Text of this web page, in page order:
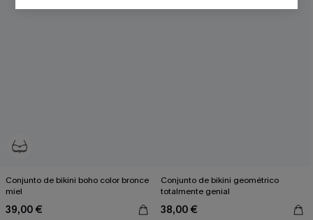
Conjunto de bikini boho color bronce
miel
39,00 €
Conjunto de bikini geométrico
totalmente genial
38,00 €
SUSCRIBIRSE